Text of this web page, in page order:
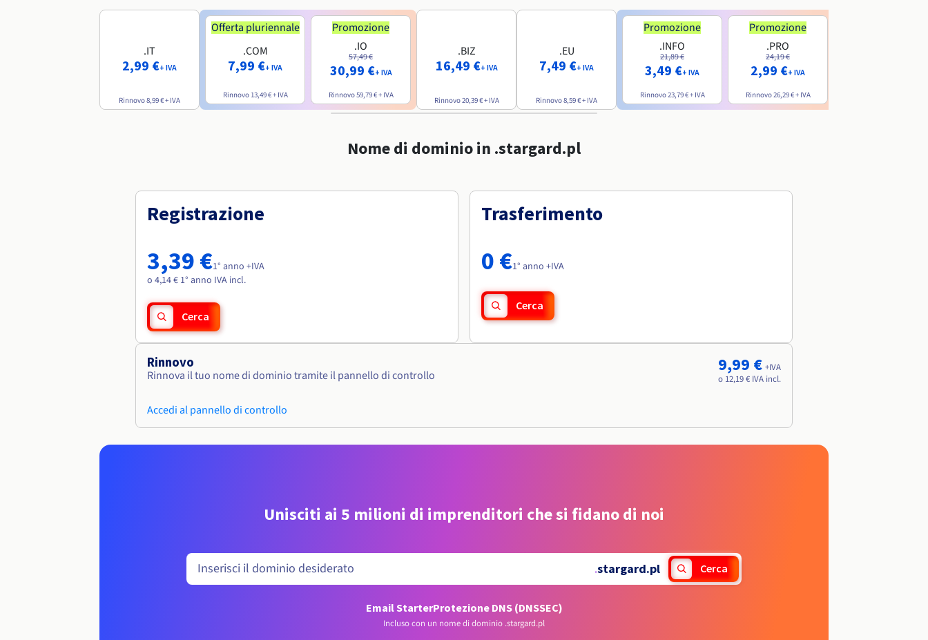
.IT
2,99 €+ IVA
Rinnovo8,99 €+ IVA
Offerta pluriennale
.COM
7,99 €+ IVA
Rinnovo 13,49 €+ IVA
Promozione
.IO
57,49 €
30,99 €+ IVA
Rinnovo59,79 €+ IVA
.BIZ
16,49 €+ IVA
Rinnovo20,39 €+ IVA
.EU
7,49 €+ IVA
Rinnovo8,59 €+ IVA
Promozione
.INFO
21,89 €
3,49 €+ IVA
Rinnovo23,79 €+ IVA
Promozione
.PRO
24,19 €
2,99 €+ IVA
Rinnovo26,29 €+ IVA
Nome di dominio in .stargard.pl
Registrazione
3,39 €1° anno +IVA
o 4,14 € 1° anno IVA incl.
Cerca
Trasferimento
0 €1° anno +IVA
Cerca
Rinnovo
Rinnova il tuo nome di dominio tramite il pannello di controllo
Accedi al pannello di controllo
9,99 € +IVA
o 12,19 € IVA incl.
Unisciti ai 5 milioni di imprenditori che si fidano di noi
.stargard.pl Cerca
Email StarterProtezione DNS (DNSSEC)
Incluso con un nome di dominio .stargard.pl